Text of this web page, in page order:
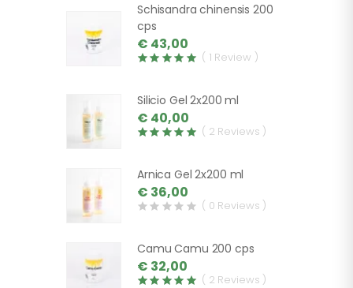
Schisandra chinensis 200
cps
€ 43,00
( 1 Review )
Silicio Gel 2x200 ml
€ 40,00
( 2 Reviews )
Arnica Gel 2x200 ml
€ 36,00
( 0 Reviews )
Camu Camu 200 cps
€ 32,00
( 2 Reviews )